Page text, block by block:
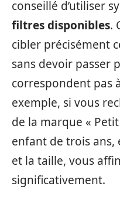
conseillé d’utiliser
filtres disponibles.
cibler précisément
sans devoir passer
correspondent pas
exemple, si vous
de la marque «
enfant de trois
et la taille, vous
significativement.